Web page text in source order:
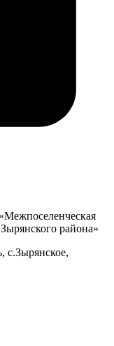
района»
с.Зырянское,